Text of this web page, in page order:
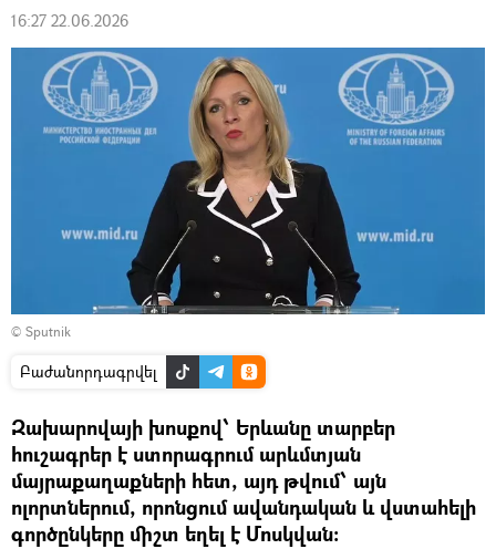
16:27 22.06.2026
© Sputnik
Բաժանորդագրվել
Զախարովայի խոսքով՝ Երևանը տարբեր
հուշագրեր է ստորագրում արևմտյան
մայրաքաղաքների հետ, այդ թվում՝ այն
ոլորտներում, որոնցում ավանդական և վստահելի
գործընկերը միշտ եղել է Մոսկվան: